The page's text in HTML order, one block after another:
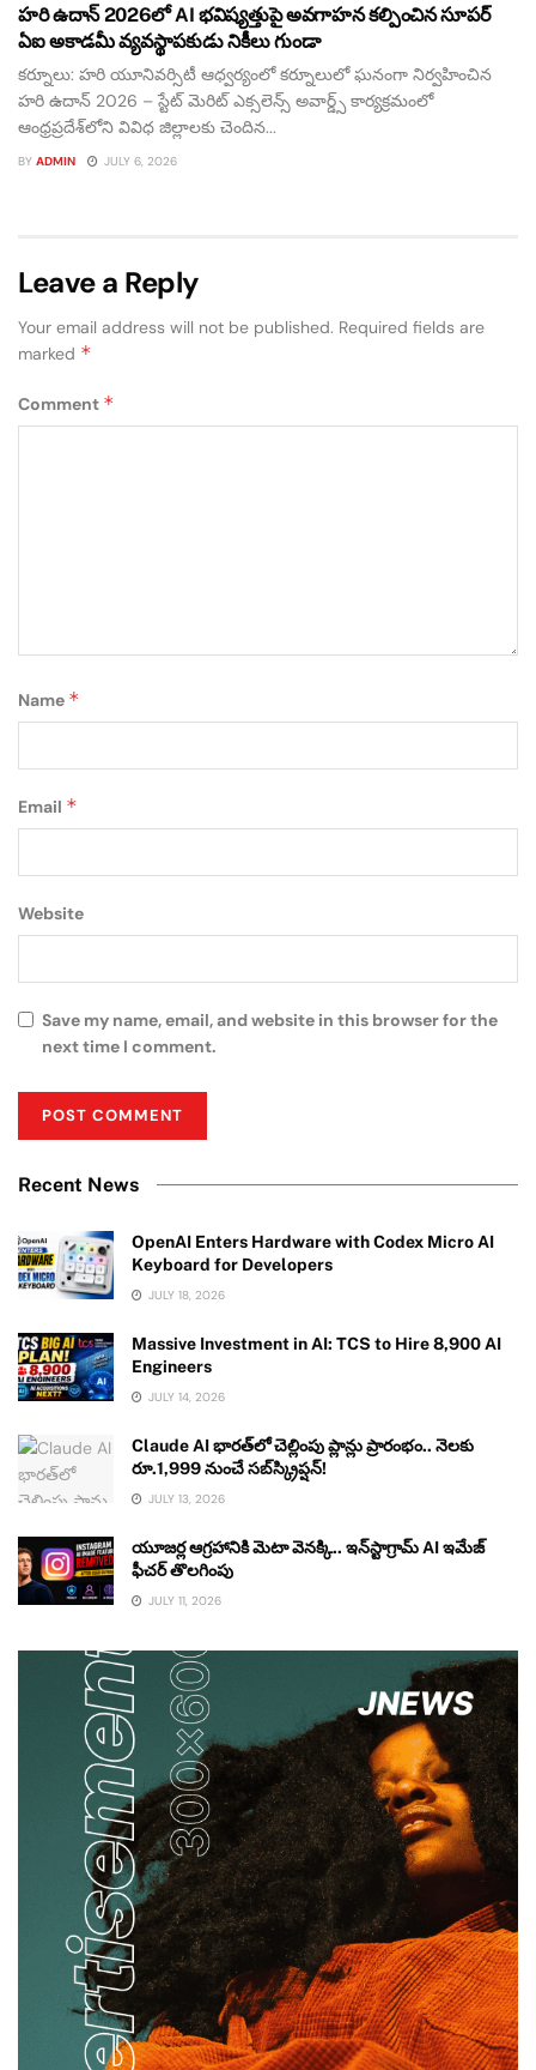
హరి ఉదాన్ 2026లో AI భవిష్యత్తుపై అవగాహన కల్పించిన సూపర్
ఏఐ అకాడమీ వ్యవస్థాపకుడు నికీలు గుండా
కర్నూలు: హరి యూనివర్సిటీ ఆధ్వర్యంలో కర్నూలులో ఘనంగా నిర్వహించిన
హరి ఉదాన్ 2026 – స్టేట్ మెరిట్ ఎక్సలెన్స్ అవార్డ్స్ కార్యక్రమంలో
ఆంధ్రప్రదేశ్‌లోని వివిధ జిల్లాలకు చెందిన...
BY ADMIN JULY 6, 2026
Leave a Reply
Your email address will not be published. Required fields are
marked *
Comment *
Name *
Email *
Website
Save my name, email, and website in this browser for the
next time I comment.
Recent News
OpenAI Enters Hardware with Codex Micro AI
Keyboard for Developers
JULY 18, 2026
Massive Investment in AI: TCS to Hire 8,900 AI
Engineers
JULY 14, 2026
Claude AI భారత్‌లో చెల్లింపు ప్లాన్లు ప్రారంభం.. నెలకు
రూ.1,999 నుంచే సబ్‌స్క్రిప్షన్!
JULY 13, 2026
యూజర్ల ఆగ్రహానికి మెటా వెనక్కి.. ఇన్‌స్టాగ్రామ్ AI ఇమేజ్
ఫీచర్ తొలగింపు
JULY 11, 2026